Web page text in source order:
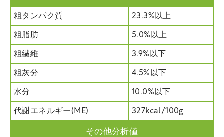
粗タンパク質 23.3%以上
粗脂肪 5.0%以上
粗繊維 3.9%以下
粗灰分 4.5%以下
水分 10.0%以下
代謝エネルギー(ME) 327kcal/100g
その他分析値